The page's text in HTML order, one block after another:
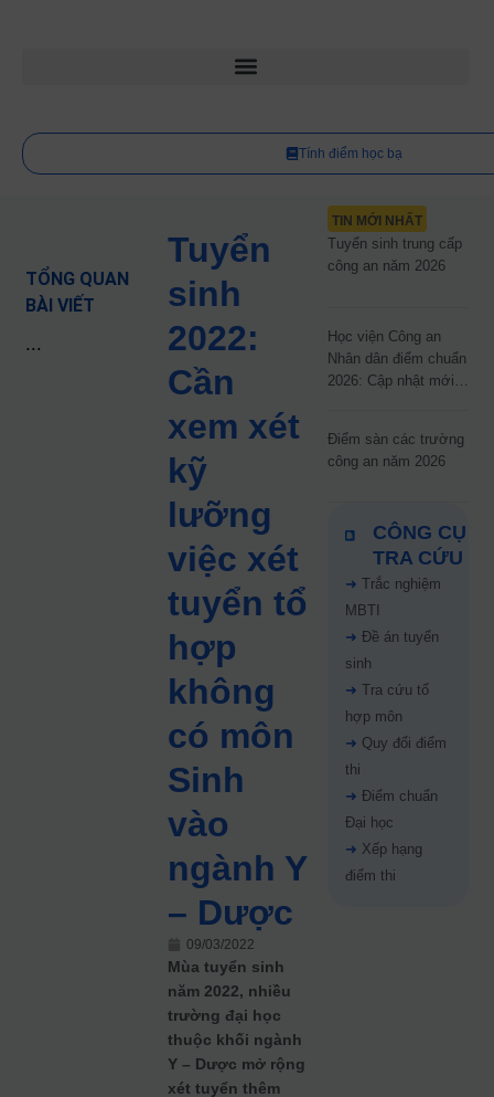
Tính điểm học bạ
TỔNG QUAN
BÀI VIẾT
...
Tuyển
sinh
2022:
Cần
xem xét
kỹ
lưỡng
việc xét
tuyển tổ
hợp
không
có môn
Sinh
vào
ngành Y
– Dược
09/03/2022
Mùa tuyển sinh
năm 2022, nhiều
trường đại học
thuộc khối ngành
Y – Dược mở rộng
xét tuyển thêm
TIN MỚI NHẤT
Tuyển sinh trung cấp
công an năm 2026
Học viện Công an
Nhân dân điểm chuẩn
2026: Cập nhật mới
Điểm sàn các trường
công an năm 2026
CÔNG CỤ
TRA CỨU
➜ Trắc nghiệm
MBTI
➜ Đề án tuyển
sinh
➜ Tra cứu tổ
hợp môn
➜ Quy đổi điểm
thi
➜ Điểm chuẩn
Đại học
➜ Xếp hạng
điểm thi